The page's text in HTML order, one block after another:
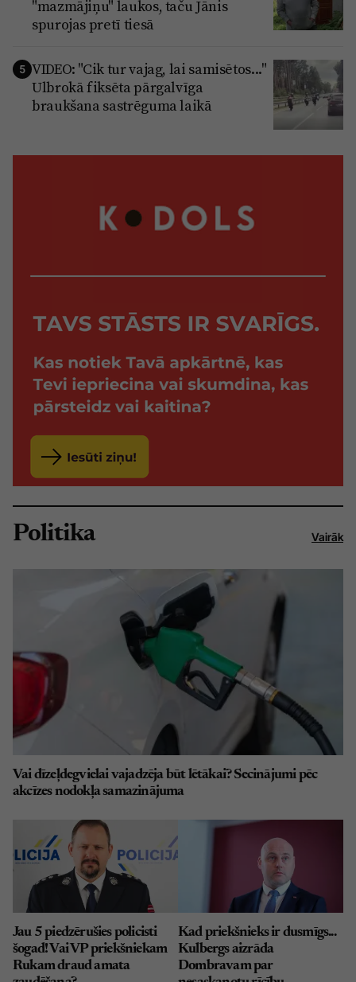
"mazmājiņu" laukos, taču Jānis
spurojas pretī tiesā
5 VIDEO: "Cik tur vajag, lai samisētos..."
Ulbrokā fiksēta pārgalvīga
braukšana sastrēguma laikā
Politika Vairāk
Vai dīzeļdegvielai vajadzēja būt lētākai? Secinājumi pēc
akcīzes nodokļa samazinājuma
Jau 5 piedzērušies policisti
šogad! Vai VP priekšniekam
Rukam draud amata
Kad priekšnieks ir dusmīgs...
Kulbergs aizrāda
Dombravam par